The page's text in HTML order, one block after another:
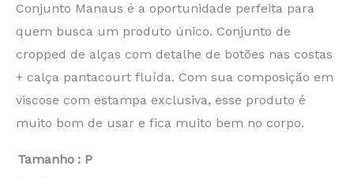
Conjunto Manaus é a oportunidade perfeita para
quem busca um produto único. Conjunto de
cropped de alças com detalhe de botões nas costas
+ calça pantacourt fluída. Com sua composição em
viscose com estampa exclusiva, esse produto é
muito bom de usar e fica muito bem no corpo.
Tamanho : P